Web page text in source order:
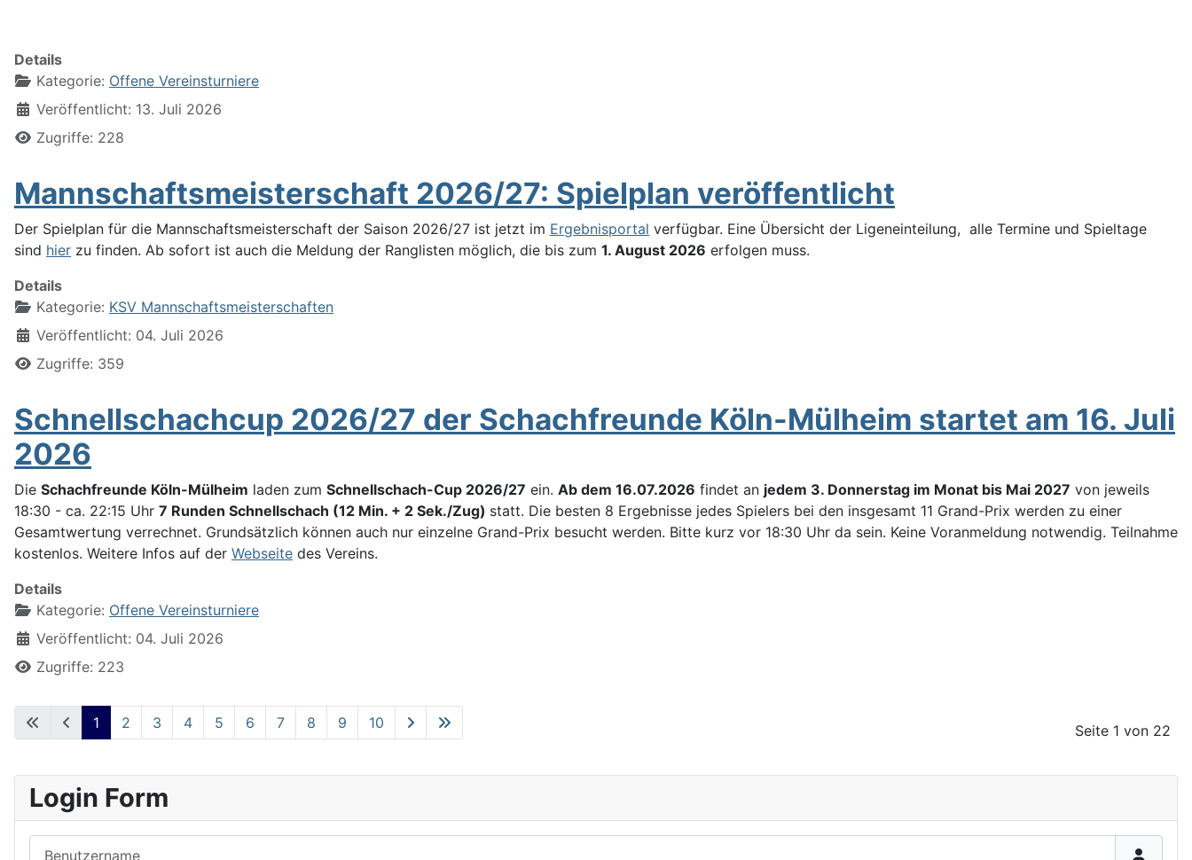
Details
Kategorie: Offene Vereinsturniere
Veröffentlicht: 13. Juli 2026
Zugriffe: 228
Mannschaftsmeisterschaft 2026/27: Spielplan veröffentlicht
Der Spielplan für die Mannschaftsmeisterschaft der Saison 2026/27 ist jetzt im Ergebnisportal verfügbar. Eine Übersicht der Ligeneinteilung, alle Termine und Spieltage
sind hier zu finden. Ab sofort ist auch die Meldung der Ranglisten möglich, die bis zum 1. August 2026 erfolgen muss.
Details
Kategorie: KSV Mannschaftsmeisterschaften
Veröffentlicht: 04. Juli 2026
Zugriffe: 359
Schnellschachcup 2026/27 der Schachfreunde Köln-Mülheim startet am 16. Juli
2026
Die Schachfreunde Köln-Mülheim laden zum Schnellschach-Cup 2026/27 ein. Ab dem 16.07.2026 findet an jedem 3. Donnerstag im Monat bis Mai 2027 von jeweils
18:30 - ca. 22:15 Uhr 7 Runden Schnellschach (12 Min. + 2 Sek./Zug) statt. Die besten 8 Ergebnisse jedes Spielers bei den insgesamt 11 Grand-Prix werden zu einer
Gesamtwertung verrechnet. Grundsätzlich können auch nur einzelne Grand-Prix besucht werden. Bitte kurz vor 18:30 Uhr da sein. Keine Voranmeldung notwendig. Teilnahme
kostenlos. Weitere Infos auf der Webseite des Vereins.
Details
Kategorie: Offene Vereinsturniere
Veröffentlicht: 04. Juli 2026
Zugriffe: 223
Seite 1 von 22
1 2 3 4 5 6 7 8 9 10
Login Form